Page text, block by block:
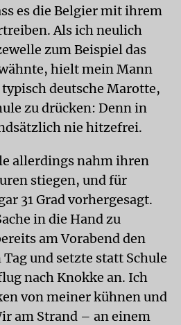
es die Belgier mit ihrem
Als ich neulich
zum Beispiel das
hielt mein Mann
deutsche Marotte,
zu drücken: Denn in
nie hitzefrei.
allerdings nahm ihren
stiegen, und für
31 Grad vorhergesagt.
in die Hand zu
am Vorabend den
und setzte statt Schule
nach Knokke an. Ich
von meiner kühnen und
am Strand – an einem